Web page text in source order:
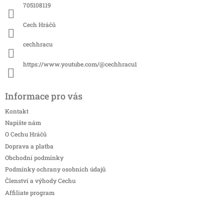
705108119
Cech Hráčů
cechhracu
https://www.youtube.com/@cechhracu1
Informace pro vás
Kontakt
Napište nám
O Cechu Hráčů
Doprava a platba
Obchodní podmínky
Podmínky ochrany osobních údajů
Členství a výhody Cechu
Affiliate program